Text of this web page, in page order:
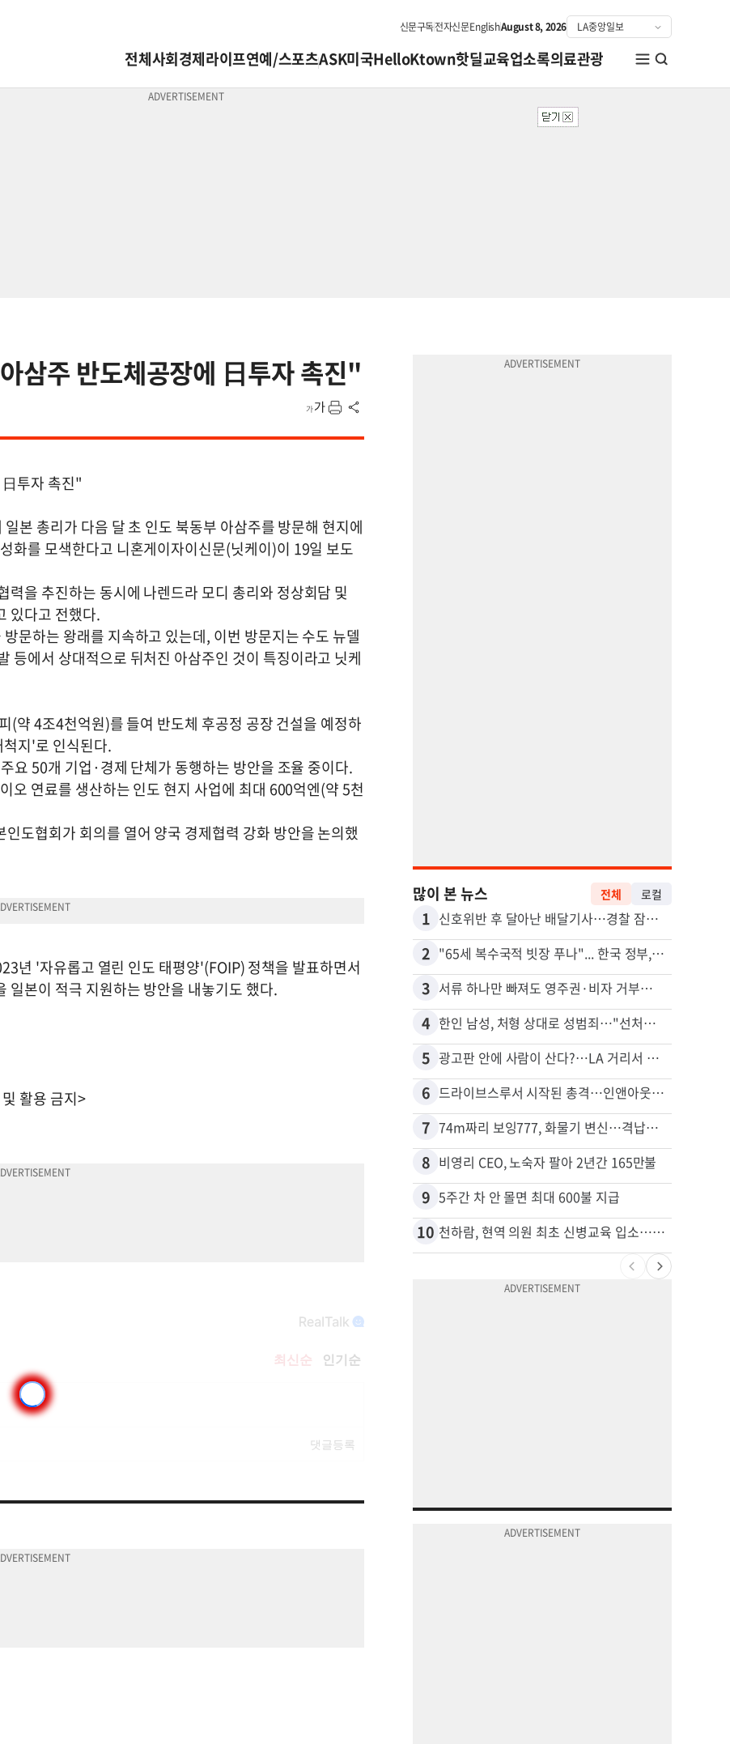
신문구독전자신문EnglishAugust 8, 2026
전체사회경제라이프연예/스포츠ASK미국HelloKtown핫딜교육업소록의료관광
삼주 반도체공장에 日투자 촉진"
투자 촉진"
본 총리가 다음 달 초 인도 북동부 아삼주를 방문해 현지에
화를 모색한다고 니혼게이자이신문(닛케이)이 19일 보도
을 추진하는 동시에 나렌드라 모디 총리와 정상회담 및
있다고 전했다.
문하는 왕래를 지속하고 있는데, 이번 방문지는 수도 뉴델
등에서 상대적으로 뒤처진 아삼주인 것이 특징이라고 닛케
(약 4조4천억원)를 들여 반도체 후공정 공장 건설을 예정하
지'로 인식된다.
요 50개 기업·경제 단체가 동행하는 방안을 조율 중이다.
오 연료를 생산하는 인도 현지 사업에 최대 600억엔(약 5천
도협회가 회의를 열어 양국 경제협력 강화 방안을 논의했
년 '자유롭고 열린 인도 태평양'(FOIP) 정책을 발표하면서
일본이 적극 지원하는 방안을 내놓기도 했다.
활용 금지>
많이 본 뉴스 전체 로컬
1 신호위반 후 달아난 배달기사…경찰 잠복해 잡고보니 ‘반전’
2 "65세 복수국적 빗장 푸나"... 한국 정부, 연령 완화 전면 추진
3 서류 하나만 빠져도 영주권·비자 거부…심사관 재량권 대폭 확대
4 한인 남성, 처형 상대로 성범죄…"선처해줬더니 배신자 취급"
5 광고판 안에 사람이 산다?…LA 거리서 화제
6 드라이브스루서 시작된 총격…인앤아웃 참사 영상 공개
7 74m짜리 보잉777, 화물기 변신…격납고서 ‘보물’ 찾는 인천공항
8 비영리 CEO, 노숙자 팔아 2년간 165만불
9 5주간 차 안 몰면 최대 600불 지급
10 천하람, 현역 의원 최초 신병교육 입소…논산서 2박3일 생활